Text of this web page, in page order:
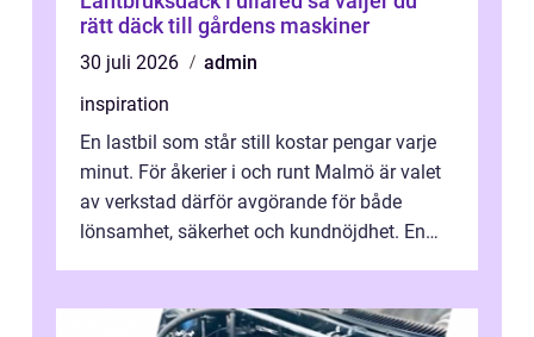
rätt däck till gårdens maskiner
30 juli 2026
admin
inspiration
En lastbil som står still kostar pengar varje
minut. För åkerier i och runt Malmö är valet
av verkstad därför avgörande för både
lönsamhet, säkerhet och kundnöjdhet. En